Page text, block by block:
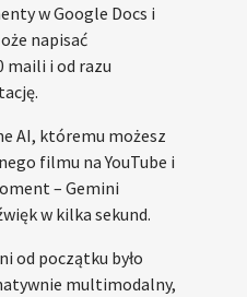
w Google Docs i
napisać
maili i od razu
AI, któremu możesz
filmu na YouTube i
– Gemini
w kilka sekund.
od początku było
multimodalny,